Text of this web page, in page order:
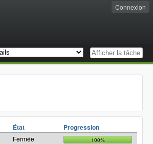
Connexion
État Progression
Fermée 100%